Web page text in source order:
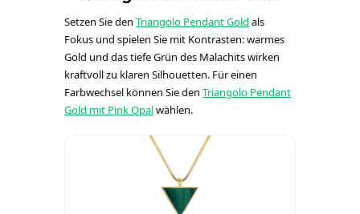
Setzen Sie denTriangolo Pendant Gold als
Fokus und spielen Sie mit Kontrasten: warmes
Gold und das tiefe Grün des Malachits wirken
kraftvoll zu klaren Silhouetten. Für einen
Farbwechsel können Sie denTriangolo Pendant
Gold mit Pink Opalwählen.